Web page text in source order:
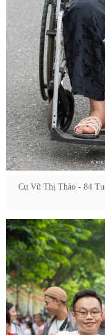
Cụ Vũ Thị Thảo - 84